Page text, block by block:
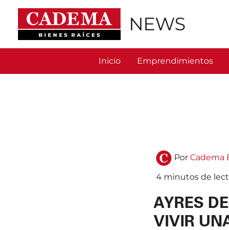
contenido
NEWS
Inicio Emprendimientos
Por Cadema
4 minutos de
AYRES
VIVIR